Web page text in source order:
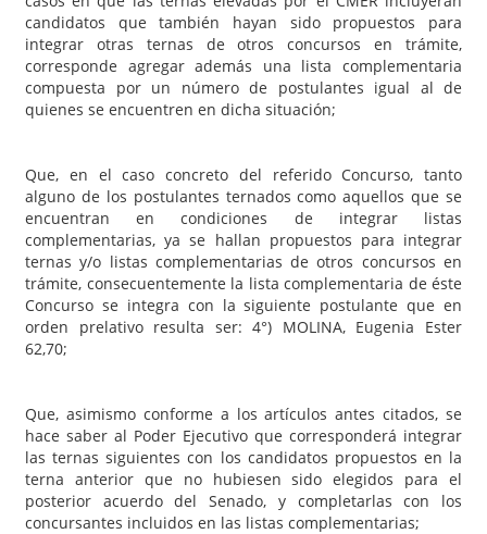
candidatos que también hayan sido propuestos para
integrar otras ternas de otros concursos en trámite,
corresponde agregar además una lista complementaria
compuesta por un número de postulantes igual al de
quienes se encuentren en dicha situación;
Que, en el caso concreto del referido Concurso, tanto
alguno de los postulantes ternados como aquellos que se
encuentran en condiciones de integrar listas
complementarias, ya se hallan propuestos para integrar
ternas y/o listas complementarias de otros concursos en
trámite, consecuentemente la lista complementaria de éste
Concurso se integra con la siguiente postulante que en
orden prelativo resulta ser: 4°) MOLINA, Eugenia Ester
62,70;
Que, asimismo conforme a los artículos antes citados, se
hace saber al Poder Ejecutivo que corresponderá integrar
las ternas siguientes con los candidatos propuestos en la
terna anterior que no hubiesen sido elegidos para el
posterior acuerdo del Senado, y completarlas con los
concursantes incluidos en las listas complementarias;